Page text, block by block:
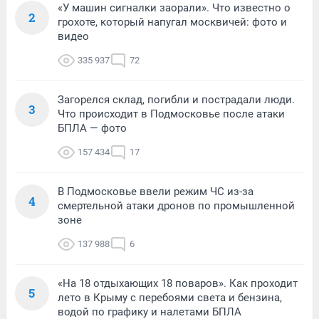
2
«У машин сигналки заорали». Что известно о
грохоте, который напугал москвичей: фото и
видео
335 937 72
3
Загорелся склад, погибли и пострадали люди.
Что происходит в Подмосковье после атаки
БПЛА — фото
157 434 17
4
В Подмосковье ввели режим ЧС из-за
смертельной атаки дронов по промышленной
зоне
137 988 6
5
«На 18 отдыхающих 18 поваров». Как проходит
лето в Крыму с перебоями света и бензина,
водой по графику и налетами БПЛА